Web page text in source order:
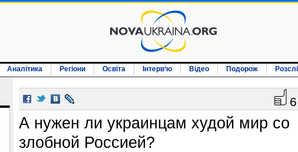
Аналітика Регіони Освіта Інтерв‘ю Відео Подорож
6
А нужен ли украинцам худой мир со
злобной Россией?